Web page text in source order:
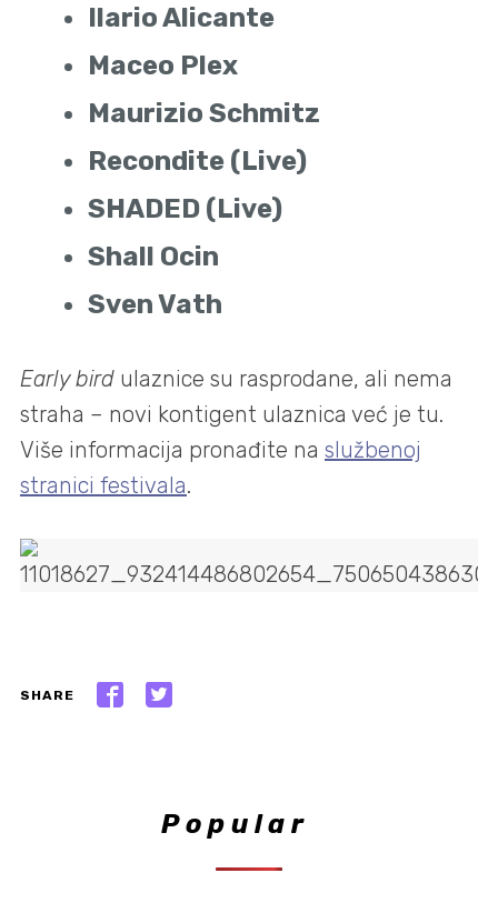
Ilario Alicante
Maceo Plex
Maurizio Schmitz
Recondite (Live)
SHADED (Live)
Shall Ocin
Sven Vath
Early bird ulaznice su rasprodane, ali nema
straha – novi kontigent ulaznica već je tu.
Više informacija pronađite na službenoj
stranici festivala.
SHARE
Popular